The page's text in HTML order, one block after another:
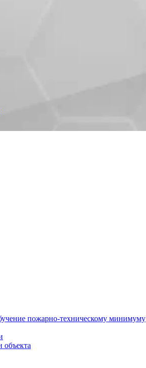
пожарно-техническому минимуму
объекта